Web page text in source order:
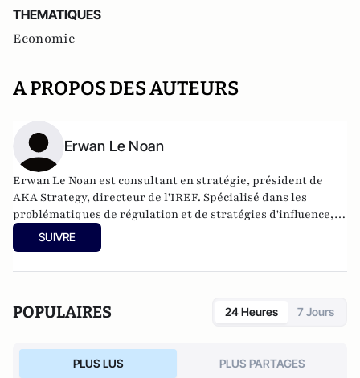
THEMATIQUES
Economie
A PROPOS DES AUTEURS
Erwan Le Noan
Erwan Le Noan est consultant en stratégie, président de
AKA Strategy, directeur de l'IREF. Spécialisé dans les
problématiques de régulation et de stratégies d'influence, il
a enseigné le droit et l'économie à Sciences Po et Assas. Il est
également membre de la Fondapol et auteur de plusieurs
SUIVRE
POPULAIRES 24 Heures 7 Jours
PLUS LUS PLUS PARTAGES